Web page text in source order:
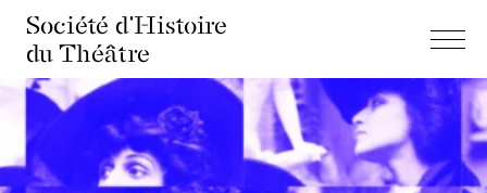
Société d'Histoire
du Théâtre